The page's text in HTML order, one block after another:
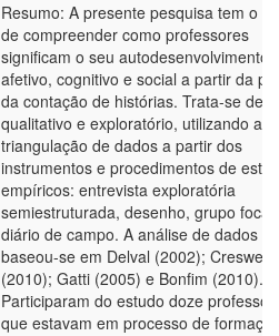
Resumo: A presente pesquisa tem o
de compreender como professores
significam o seu autodesenvolvimento
afetivo, cognitivo e social a partir da
da contação de histórias. Trata-se de
qualitativo e exploratório, utilizando a
triangulação de dados a partir dos
instrumentos e procedimentos de
empíricos: entrevista exploratória
semiestruturada, desenho, grupo focal
diário de campo. A análise de dados
baseou-se em Delval (2002); Creswell
(2010); Gatti (2005) e Bonfim (2010).
Participaram do estudo doze
que estavam em processo de